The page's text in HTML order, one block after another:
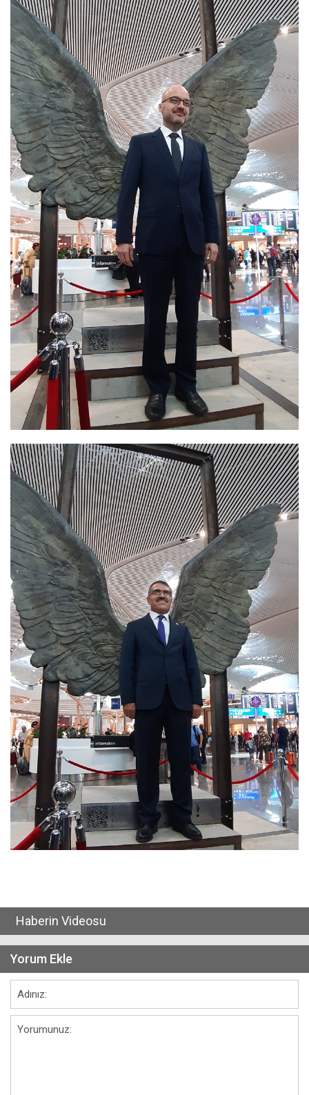
Haberin Videosu
Yorum Ekle